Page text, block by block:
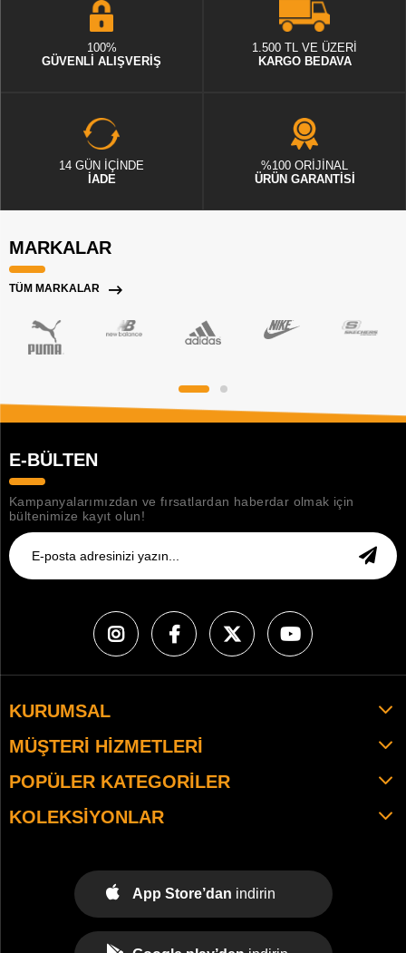
100%
GÜVENLİ ALIŞVERİŞ
1.500 TL VE ÜZERİ
KARGO BEDAVA
14 GÜN İÇİNDE
İADE
%100 ORİJİNAL
ÜRÜN GARANTİSİ
MARKALAR
TÜM MARKALAR
E-BÜLTEN
Kampanyalarımızdan ve fırsatlardan haberdar olmak için
bültenimize kayıt olun!
KURUMSAL
MÜŞTERI HIZMETLERI
POPÜLER KATEGORILER
KOLEKSIYONLAR
App Store’dan indirin